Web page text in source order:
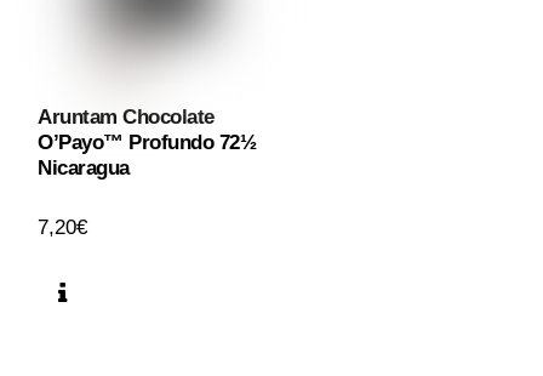
Aruntam Chocolate
O’Payo™ Profundo 72½
Nicaragua
7,20€